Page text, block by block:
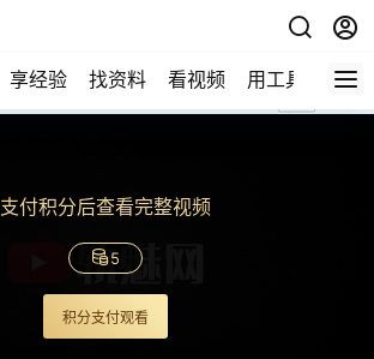
享经验 找资料 看视频 用工具 论技
支付积分后查看完整视频
5
积分支付观看